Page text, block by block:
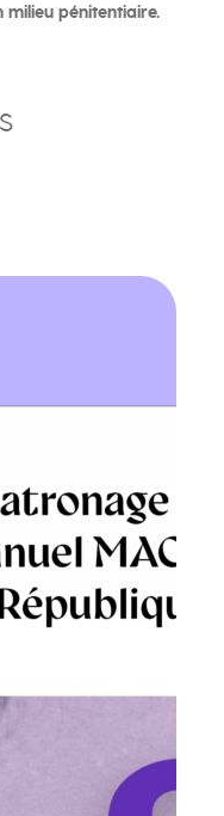
milieu pénitentiaire.